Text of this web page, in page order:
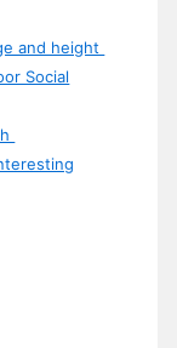
and height
Social